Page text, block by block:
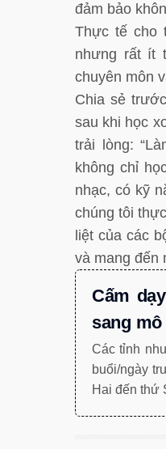
đảm bảo
Thực tế cho
nhưng rất ít
chuyên môn
Chia sẻ
sau khi học
trải lòng:
không chỉ
nhạc, có kỹ
chúng tôi
liệt của các
và mang đến
Cấm
sang
Các tỉnh
buổi/ngày
Hai đến thứ